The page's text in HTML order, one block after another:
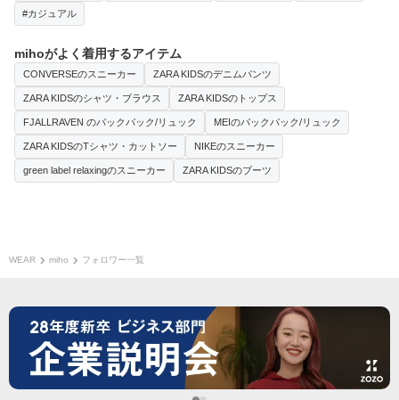
#カジュアル
mihoがよく着用するアイテム
CONVERSEのスニーカー ZARA KIDSのデニムパンツ
ZARA KIDSのシャツ・ブラウス ZARA KIDSのトップス
FJALLRAVEN のバックパック/リュック MEIのバックパック/リュック
ZARA KIDSのTシャツ・カットソー NIKEのスニーカー
green label relaxingのスニーカー ZARA KIDSのブーツ
WEAR miho フォロワー一覧